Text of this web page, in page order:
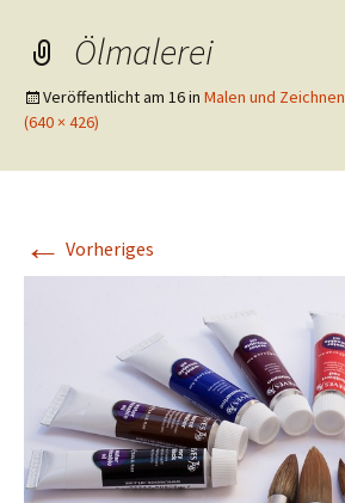
Ölmalerei
Veröffentlicht am 16in Malen und Zeichnen
(640 × 426)
← Vorheriges